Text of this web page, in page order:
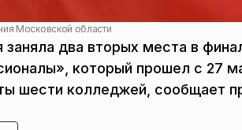
Московской области
два вторых места в
который прошел с 27
шести колледжей, сообщает